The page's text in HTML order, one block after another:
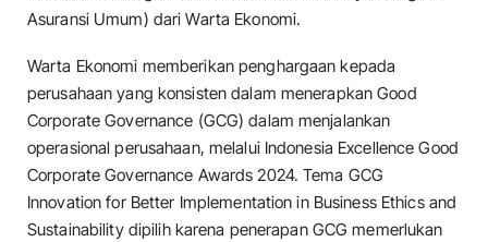
Asuransi Umum) dari Warta Ekonomi.
Warta Ekonomi memberikan penghargaan kepada
perusahaan yang konsisten dalam menerapkan Good
Corporate Governance (GCG) dalam menjalankan
operasional perusahaan, melalui Indonesia Excellence Good
Corporate Governance Awards 2024. Tema GCG
Innovation for Better Implementation in Business Ethics and
Sustainability dipilih karena penerapan GCG memerlukan